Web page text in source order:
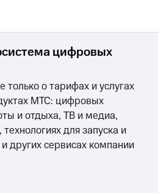
цифровых
только о тарифах и услугах
МТС: цифровых
и отдыха, ТВ и медиа,
для запуска и
других сервисах компании